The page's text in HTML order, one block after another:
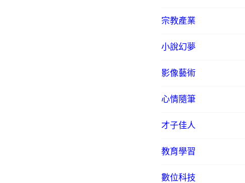
宗教產業
小說幻夢
影像藝術
心情隨筆
才子佳人
教育學習
數位科技